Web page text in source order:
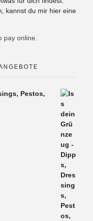
kannst du mir hier eine
Pestos,